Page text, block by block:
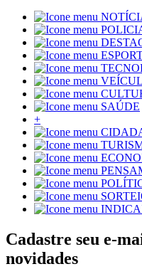
SAÚDE
+
Cadastre seu e-
novidades